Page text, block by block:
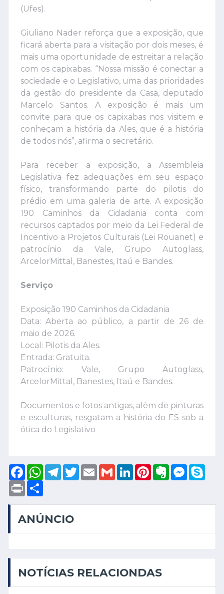
(Ufes).
Giuliano Nader reforça que a exposição, que
ficará aberta para a visitação por dois meses, é
mais uma oportunidade de estreitar a relação
com os capixabas. “Nossa missão é conectar a
sociedade e o Legislativo, uma das prioridades
da gestão do presidente da Casa, deputado
Marcelo Santos. A exposição é mais um
convite para que os capixabas nos visitem e
conheçam a história da Ales, que é a história
de todos nós”, afirma o secretário.
Para receber a exposição, a Assembleia
Legislativa fez adequações em seu espaço
físico, transformando parte do pilotis do
prédio em uma galeria de arte. A exposição
190 Caminhos da Cidadania conta com
recursos captados por meio da Lei Federal de
Incentivo a Projetos Culturais (Lei Rouanet) e
patrocínio da Vale, Grupo Autoglass,
ArcelorMittal, Banestes, Itaú e Bandes.
Serviço
Exposição 190 Caminhos da Cidadania
Data: Aberta ao público, a partir de 26 de
maio de 2026.
Local: Pilotis da Ales.
Entrada: Gratuita.
Patrocínio: Vale, Grupo Autoglass,
ArcelorMittal, Banestes, Itaú e Bandes.
Documentos e fotos antigas, além de pinturas
e esculturas, resgatam a história do ES sob a
ótica do Legislativo
FacebookWhatsApp
Telegram
TwitterEmailGmailLinkedInPinterestEvernote
Print
ANÚNCIO
NOTÍCIAS RELACIONDAS